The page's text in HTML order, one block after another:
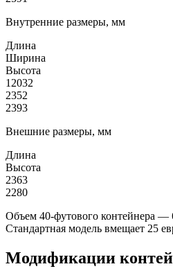
Внутренние размеры, мм
Длина
Ширина
Высота
12032
2352
2393
Внешние размеры, мм
Длина
Высота
2363
2280
Объем 40-футового контейнера —
Стандартная модель вмещает 25
Модификации